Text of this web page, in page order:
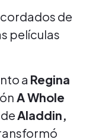
de
películas
a Regina
A Whole
Aladdin,